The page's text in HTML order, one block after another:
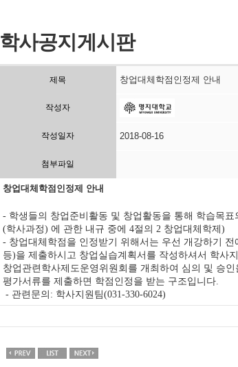
학사공지게시판
제목 창업대체학점인정제 안내
작성자
작성일자 2018-08-16
첨부파일
창업대체학점인정제 안내
- 학생들의 창업준비활동 및 창업활동을 통해 학습목
(학사과정) 에 관한 내규 중에 4절의 2 창업대체학제)
- 창업대체학점을 인정받기 위해서는 우선 개강하기
등)을 제출하시고 창업실습계획서를 작성하셔서 학사
창업관련학사제도운영위원회를 개최하여 심의 및 승
평가서류를 제출하면 학점인정을 받는 구조입니다.
- 관련문의 : 학사지원팀(031-330-6024)